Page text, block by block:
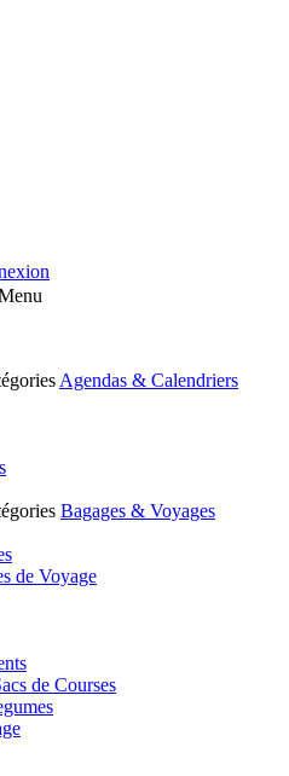
Agendas & Calendriers
Bagages & Voyages
de Voyage
de Courses